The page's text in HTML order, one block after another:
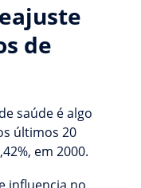
de
saúde é algo
últimos 20
em 2000.